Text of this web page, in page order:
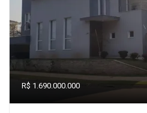
R$ 1.690.000.000